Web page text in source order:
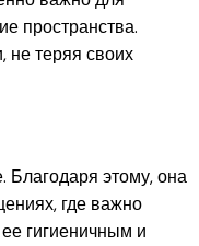
пространства.
не теряя своих
Благодаря этому, она
где важно
гигиеничным и